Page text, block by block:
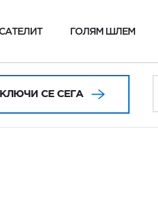
ГОЛЯМ ШЛЕМ
СЕ СЕГА